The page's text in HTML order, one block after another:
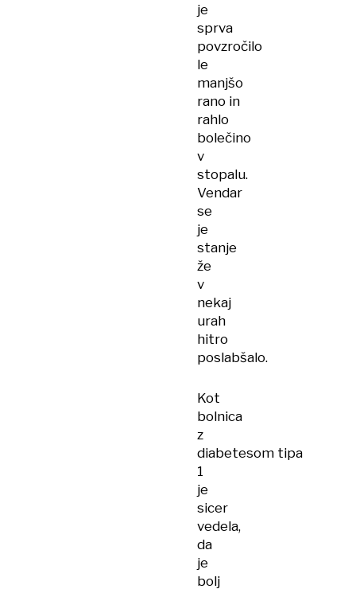
je
sprva
povzročilo
le
manjšo
rano in
rahlo
bolečino
v
stopalu.
Vendar
se
je
stanje
že
v
nekaj
urah
hitro
poslabšalo.
Kot
bolnica
z
diabetesom tipa
1
je
sicer
vedela,
da
je
bolj